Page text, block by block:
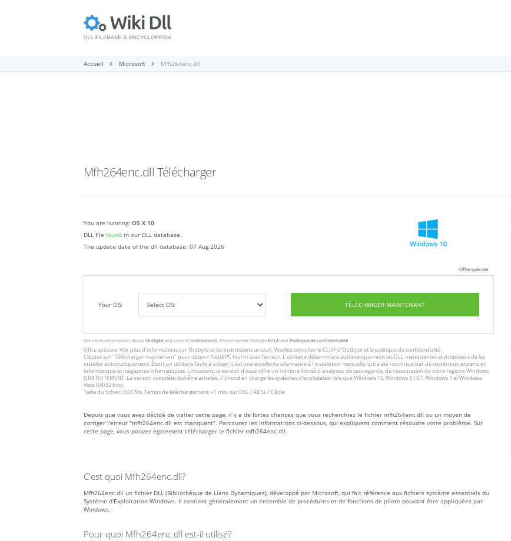
Accueil Microsoft Mfh264enc.dll
Mfh264enc.dll Télécharger
You are running: OS X 10
DLL file found in our DLL database.
The update date of the dll database: 07 Aug 2026
Offre spéciale
Your OS: TÉLÉCHARGER MAINTENANT
See more information about Outbyteand unistallinstrustions . Please review OutbyteEULAandPolitique de confidentialité
Offre spéciale. Voir plus d'informations surOutbyteet lesinstrustions unistall. Veuillez consulter leCLUFd'Outbyte etla politique de confidentialité.
Cliquez sur"Télécharger maintenant" pour obtenir l'outil PC fourni avec l'erreur. L'utilitaire déterminera automatiquement les DLL manquantes et proposera de les
installer automatiquement. Étant un utilitaire facile à utiliser, c'est une excellente alternative à l'installation manuelle, qui a été reconnue par de nombreux experts en
informatique et magazines informatiques. Limitations: la version d'essai offre un nombre illimité d'analyses, de sauvegarde, de restauration de votre registre Windows
GRATUITEMENT. La version complète doit être achetée. Il prend en charge les systèmes d'exploitation tels que Windows 10, Windows 8 / 8.1, Windows 7 et Windows
Vista (64/32 bits).
Taille du fichier: 3,04 Mo, Temps de téléchargement: <1 min. sur DSL / ADSL / Câble
Depuis que vous avez décidé de visiter cette page, il y a de fortes chances que vous recherchiez le fichier mfh264enc.dll ou un moyen de
corriger l'erreur "mfh264enc.dll est manquant". Parcourez les informations ci-dessous, qui expliquent comment résoudre votre problème. Sur
cette page, vous pouvez également télécharger le fichier mfh264enc.dll.
C'est quoi Mfh264enc.dll?
Mfh264enc.dll un fichier DLL (Bibliothèque de Liens Dynamiques), développé par Microsoft, qui fait référence aux fichiers système essentiels du
Système d'Exploitation Windows. Il contient généralement un ensemble de procédures et de fonctions de pilote pouvant être appliquées par
Windows.
Pour quoi Mfh264enc.dll est-il utilisé?